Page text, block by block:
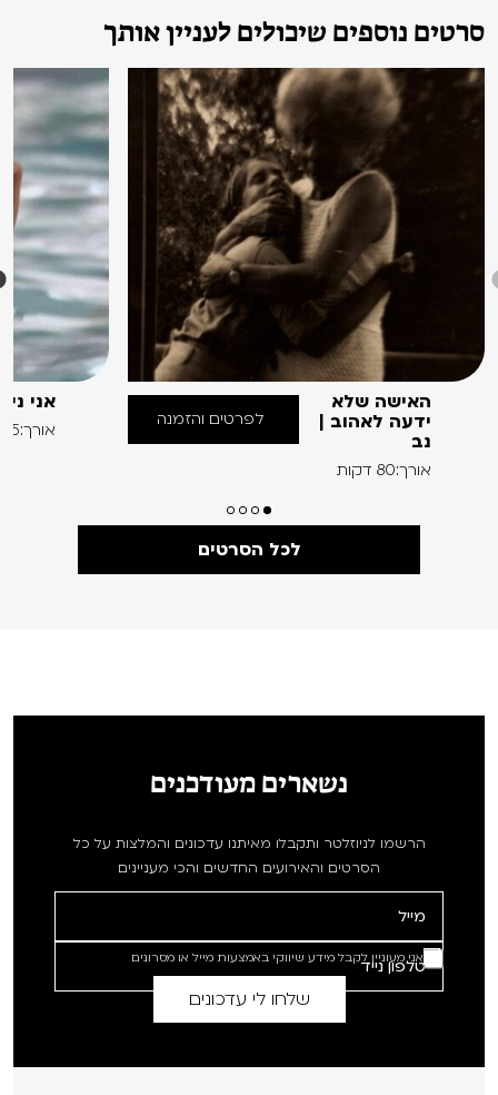
סרטים נוספים שיכולים לעניין אותך
האישה שלא
ידעה לאהוב |
נב
אורך:80 דקות
לפרטים והזמנה
אני ניו
אורך:55 דקות
לכל הסרטים
נשארים מעודכנים
הרשמו לניוזלטר ותקבלו מאיתנו עדכונים והמלצות על כל
הסרטים והאירועים החדשים והכי מעניינים
אני מעוניין לקבל מידע שיווקי באמצעות מייל או מסרונים